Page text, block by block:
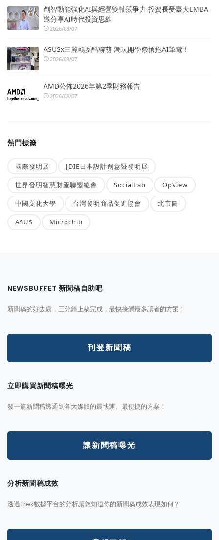
創智動能強化AI與經營雙軸競爭力 投資長受臺大EMBA
邀分享AI時代投資思維
2026/08/07
ASUSx三麗鷗耍酷聯萌 潮玩開學祭搶抱AI筆電！
2026/08/07
AMD公佈2026年第2季財務報告
2026/08/07
熱門標籤
國際發明展 JDIE日本設計創意暨發明展
世界發明智慧財產聯盟總會 SocialLab OpView
中國文化大學 台灣發明商品促進協會 北市圖
ASUS Microchip
NEWSBUFFET 新聞稿自助吧
新聞稿的好去處，三分鐘上稿完成，最快接觸最多讀者的方案！
刊登新聞稿
立即購買新聞稿曝光
發一篇新聞稿透通到各大媒體的最快速、最便捷的方案！
讓新聞稿曝光
分析新聞稿成效
透過Trek數據平台的分析讓您知道你的新聞稿成效表現如何？